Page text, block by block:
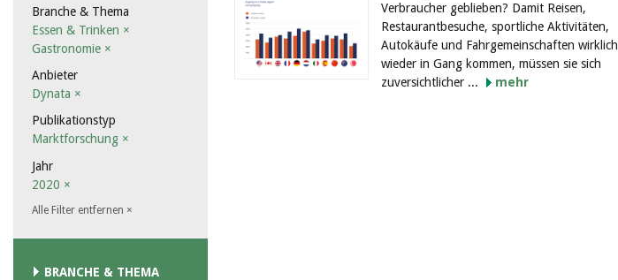
Verbraucher geblieben? Damit Reisen,
Restaurantbesuche, sportliche Aktivitäten,
Autokäufe und Fahrgemeinschaften wirklich
wieder in Gang kommen, müssen sie sich
zuversichtlicher ...
mehr
Branche & Thema
Essen & Trinken ×
Gastronomie ×
Anbieter
Dynata ×
Publikationstyp
Marktforschung ×
Jahr
2020 ×
Alle Filter entfernen ×
BRANCHE & THEMA